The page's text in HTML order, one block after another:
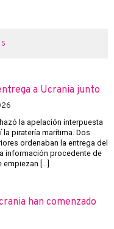
a Ucrania junto
la apelación interpuesta
piratería marítima. Dos
ordenaban la entrega del
información procedente de
[…]
han comenzado